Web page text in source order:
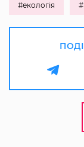
#екологія